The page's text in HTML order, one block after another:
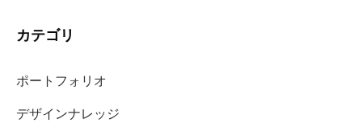
カテゴリ
ポートフォリオ
デザインナレッジ